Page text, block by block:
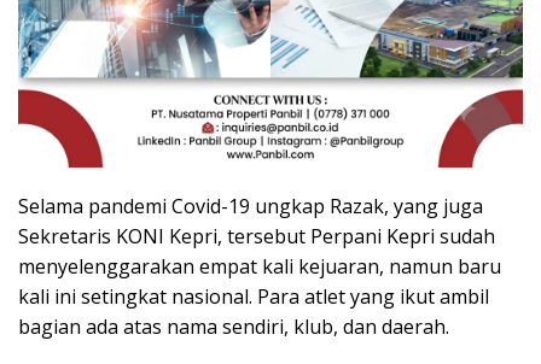
Selama pandemi Covid-19 ungkap Razak, yang juga
Sekretaris KONI Kepri, tersebut Perpani Kepri sudah
menyelenggarakan empat kali kejuaran, namun baru
kali ini setingkat nasional. Para atlet yang ikut ambil
bagian ada atas nama sendiri, klub, dan daerah.